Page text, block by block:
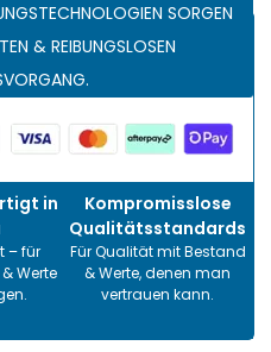
SORGEN
& REIBUNGSLOSEN
in
– für
Werte
Kompromisslose
Qualitätsstandards
Für Qualität mit Bestand
& Werte, denen man
vertrauen kann.